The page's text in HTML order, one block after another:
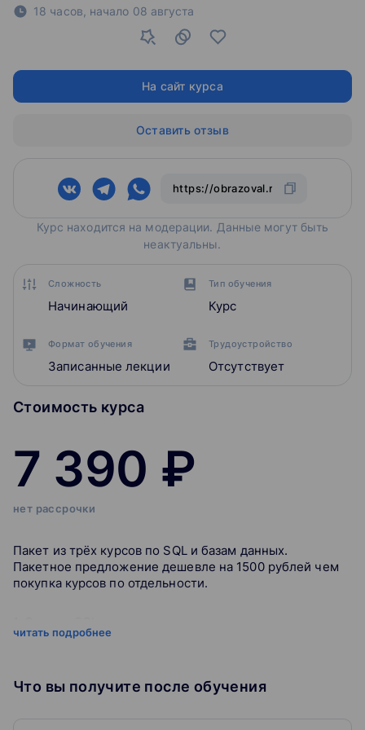
Курс находится на модерации. Данные могут быть
неактуальны.
Сложность
Начинающий
Тип обучения
Курс
Формат обучения
Записанные лекции
Трудоустройство
Отсутствует
Стоимость курса
7 390 ₽
нет рассрочки
Пакет из трёх курсов по SQL и базам данных.
Пакетное предложение дешевле на 1500 рублей чем
покупка курсов по отдельности.
Практический Online-курс по основам SQL с серией
выборки, так и многотабличные запросы с
читать подробнее
Что вы получите после обучения
18 часов, начало 08 августа
На сайт курса
Оставить отзыв